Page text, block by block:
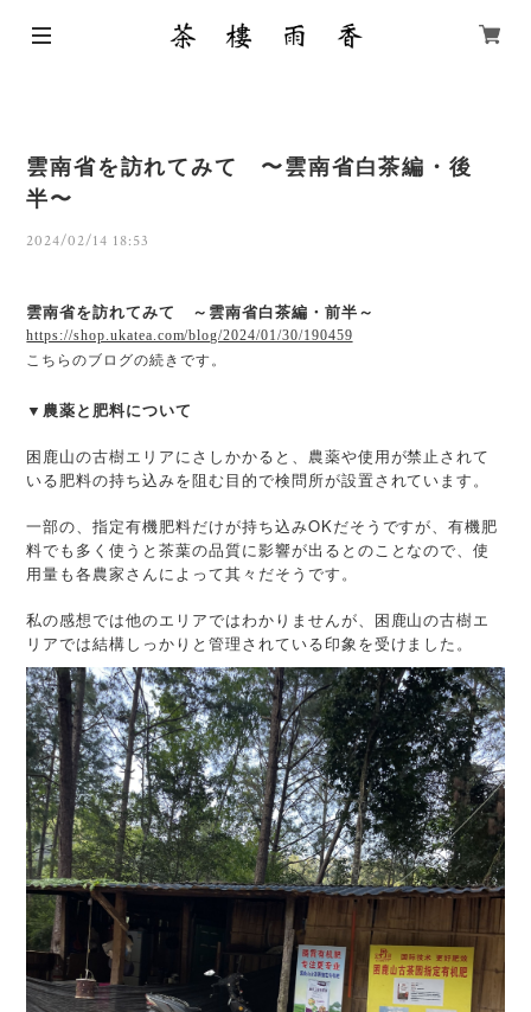
雲南省を訪れてみて 〜雲南省白茶編・後
半〜
2024/02/14 18:53
雲南省を訪れてみて ～雲南省白茶編・前半～
https://shop.ukatea.com/blog/2024/01/30/190459
こちらのブログの続きです。
▼農薬と肥料について
困鹿山の古樹エリアにさしかかると、農薬や使用が禁止されて
いる肥料の持ち込みを阻む目的で検問所が設置されています。
一部の、指定有機肥料だけが持ち込みOKだそうですが、有機肥
料でも多く使うと茶葉の品質に影響が出るとのことなので、使
用量も各農家さんによって其々だそうです。
私の感想では他のエリアではわかりませんが、困鹿山の古樹エ
リアでは結構しっかりと管理されている印象を受けました。